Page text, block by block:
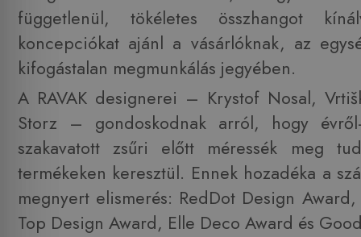
függetlenül, tökéletes összhangot
koncepciókat ajánl a vásárlóknak, az
kifogástalan megmunkálás jegyében.
A RAVAK designerei – Krystof Nosal,
Storz – gondoskodnak arról, hogy
szakavatott zsűri előtt méressék meg
termékeken keresztül. Ennek hozadéka a
megnyert elismerés: RedDot Design
Top Design Award, Elle Deco Award és